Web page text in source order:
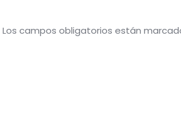
Los campos obligatorios están